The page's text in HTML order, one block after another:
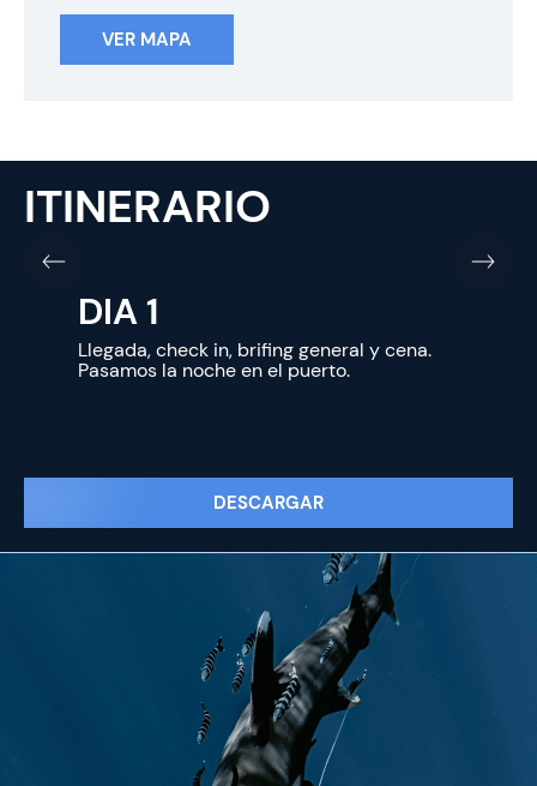
VER MAPA
ITINERARIO
DIA 1
Llegada, check in, brifing general y cena.
Pasamos la noche en el puerto.
DESCARGAR